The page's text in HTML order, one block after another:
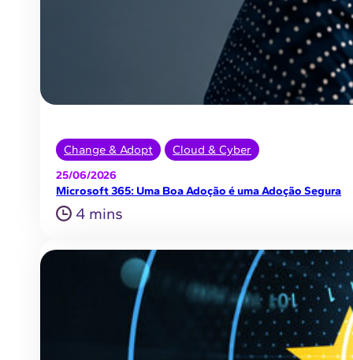
Change & Adopt Cloud & Cyber
25/06/2026
Microsoft 365: Uma Boa Adoção é uma Adoção Segura
4 mins